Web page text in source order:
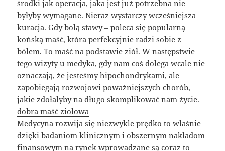
środki jak operacja, jaka jest już potrzebna nie
byłyby wymagane. Nieraz wystarczy wcześniejsza
kuracja. Gdy bolą stawy – poleca się popularną
końską maść, która perfekcyjnie radzi sobie z
bólem. To maść na podstawie ziół. W następstwie
tego wizyty u medyka, gdy nam coś dolega wcale nie
oznaczają, że jesteśmy hipochondrykami, ale
zapobiegają rozwojowi poważniejszych chorób,
jakie zdołałyby na długo skomplikować nam życie.
dobra maść ziołowa
Medycyna rozwija się niezwykle prędko to właśnie
dzięki badaniom klinicznym i obszernym nakładom
finansowym na rynek wprowadzane są coraz to